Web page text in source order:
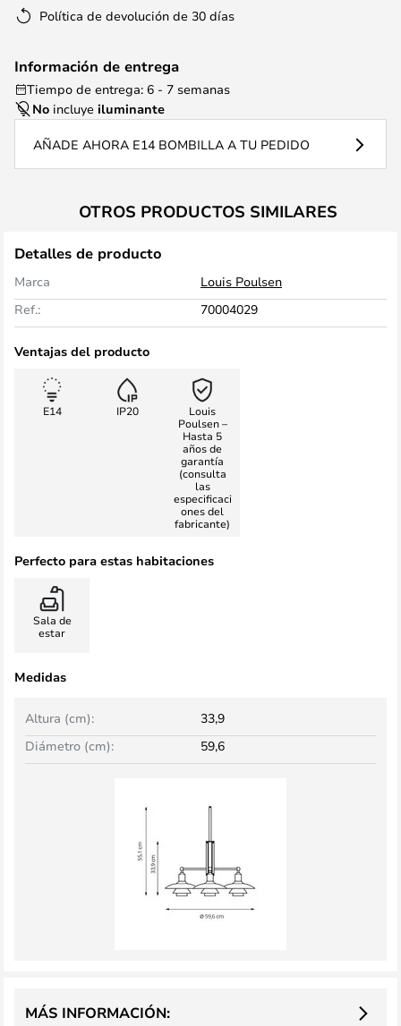
Política de devolución de 30 días
Información de entrega
Tiempo de entrega: 6 - 7 semanas
No incluye iluminante
AÑADE AHORA E14 BOMBILLA A TU PEDIDO
OTROS PRODUCTOS SIMILARES
Detalles de producto
Marca
Louis Poulsen
Ref.:
70004029
Ventajas del producto
E14 IP20
Louis
Poulsen –
Hasta 5
años de
garantía
(consulta
las
especificaci
ones del
fabricante)
Perfecto para estas habitaciones
Sala de
estar
Medidas
Altura (cm):
33,9
Diámetro (cm):
59,6
MÁS INFORMACIÓN: